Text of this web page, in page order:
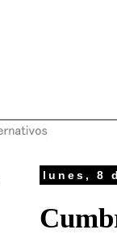
lunes, 8